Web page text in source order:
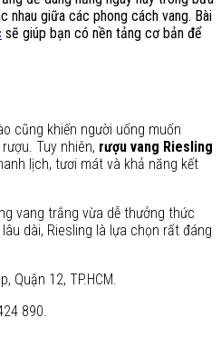
nhau giữa các phong cách vang. Bài
sẽ giúp bạn có nền tảng cơ bản để
cũng khiến người uống muốn
Tuy nhiên, rượu vang Riesling
lịch, tươi mát và khả năng kết
vang trắng vừa dễ thưởng thức
dài, Riesling là lựa chọn rất đáng
Quận 12, TP.HCM.
890.